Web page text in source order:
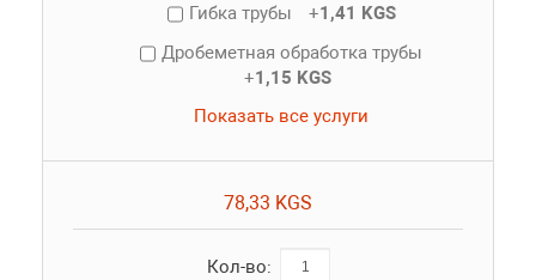
Гибка трубы
+1,41 KGS
Дробеметная обработка трубы
+1,15 KGS
Показать все услуги
78,33 KGS
Кол-во: